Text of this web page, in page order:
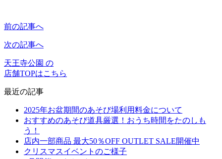
前の記事へ
次の記事へ
天王寺公園 の
店舗TOPはこちら
最近の記事
2025年お盆期間のあそび場利用料金について
おすすめのあそび道具厳選！おうち時間をたのしも
う！
店内一部商品 最大50％OFF OUTLET SALE開催中
クリスマスイベントのご様子